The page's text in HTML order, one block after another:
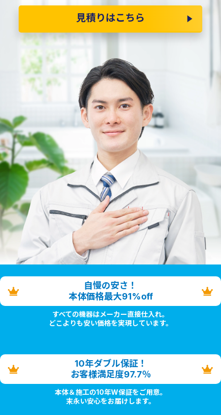
見積りはこちら
自慢の安さ！
本体価格最大91%off
すべての機器はメーカー直接仕入れ。
どこよりも安い価格を実現しています。
10年ダブル保証！
お客様満足度97.7％
本体＆施工の10年W保証をご用意。
末永い安心をお届けします。